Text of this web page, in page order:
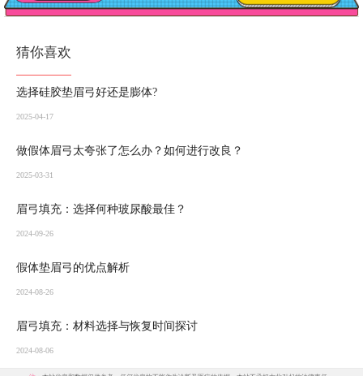
猜你喜欢
选择硅胶垫眉弓好还是膨体?
2025-04-17
做假体眉弓太夸张了怎么办？如何进行改良？
2025-03-31
眉弓填充：选择何种玻尿酸最佳？
2024-09-26
假体垫眉弓的优点解析
2024-08-26
眉弓填充：材料选择与恢复时间探讨
2024-08-06